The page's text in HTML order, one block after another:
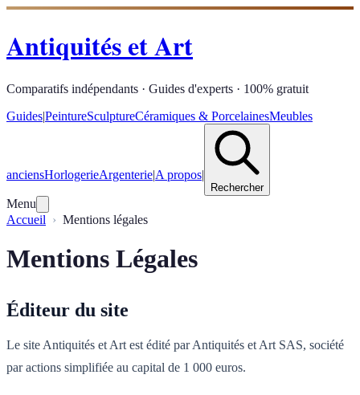
Antiquités et Art
Comparatifs indépendants · Guides d'experts · 100% gratuit
Guides|PeintureSculptureCéramiques & PorcelainesMeubles
anciensHorlogerieArgenterie|A propos|
Rechercher
Menu
Accueil
Mentions légales
Mentions Légales
Éditeur du site
Le site Antiquités et Art est édité par Antiquités et Art SAS, société
par actions simplifiée au capital de 1 000 euros.